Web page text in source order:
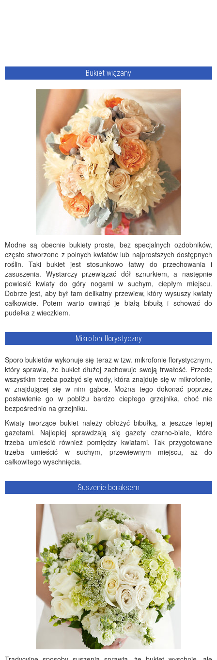
Bukiet wiązany
Modne są obecnie bukiety proste, bez specjalnych ozdobników,
często stworzone z polnych kwiatów lub najprostszych dostępnych
roślin. Taki bukiet jest stosunkowo łatwy do przechowania i
zasuszenia. Wystarczy przewiązać dół sznurkiem, a następnie
powiesić kwiaty do góry nogami w suchym, ciepłym miejscu.
Dobrze jest, aby był tam delikatny przewiew, który wysuszy kwiaty
całkowicie. Potem warto owinąć je białą bibułą i schować do
pudełka z wieczkiem.
Mikrofon florystyczny
Sporo bukietów wykonuje się teraz w tzw. mikrofonie florystycznym,
który sprawia, że bukiet dłużej zachowuje swoją trwałość. Przede
wszystkim trzeba pozbyć się wody, która znajduje się w mikrofonie,
w znajdującej się w nim gąbce. Można tego dokonać poprzez
postawienie go w pobliżu bardzo ciepłego grzejnika, choć nie
bezpośrednio na grzejniku.
Kwiaty tworzące bukiet należy obłożyć bibułką, a jeszcze lepiej
gazetami. Najlepiej sprawdzają się gazety czarno-białe, które
trzeba umieścić również pomiędzy kwiatami. Tak przygotowane
trzeba umieścić w suchym, przewiewnym miejscu, aż do
całkowitego wyschnięcia.
Suszenie boraksem